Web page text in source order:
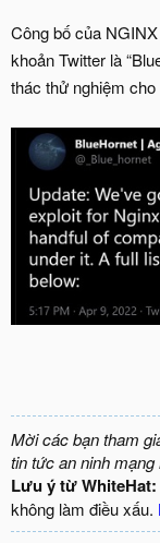
Công bố của
khoản Twitter là
thác thử nghiệm cho
Mời các bạn tham
tin tức an ninh mạng
Lưu ý từ WhiteHat:
không làm điều xấu.